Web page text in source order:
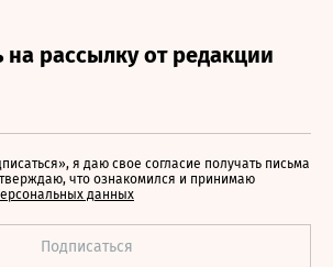
я даю свое согласие получать письма
что ознакомился и принимаю
данных